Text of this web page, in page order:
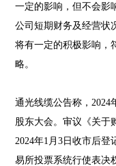
一定的影响，但不会影
公司短期财务及经营状
将有一定的积极影响，
略。
通光线缆公告称，2024
股东大会。审议《关于
2024年1月3日收市后
易所投票系统行使表决